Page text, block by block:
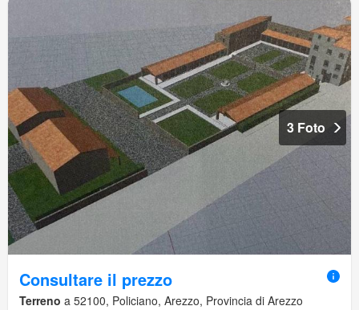
3 Foto
Consultare il prezzo
Terreno a 52100, Policiano, Arezzo, Provincia di Arezzo